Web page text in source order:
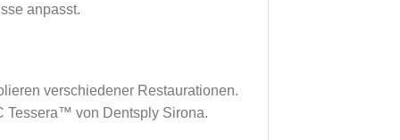
anpasst.
verschiedener Restaurationen.
Tessera™ von Dentsply Sirona.